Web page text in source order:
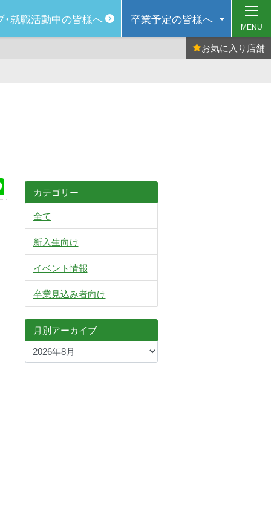
就職活動中の皆様へ 卒業予定の皆様へ
お気に入り 店舗
MENU
カテゴリー
全て
新入生向け
イベント情報
卒業見込み者向け
月別アーカイブ